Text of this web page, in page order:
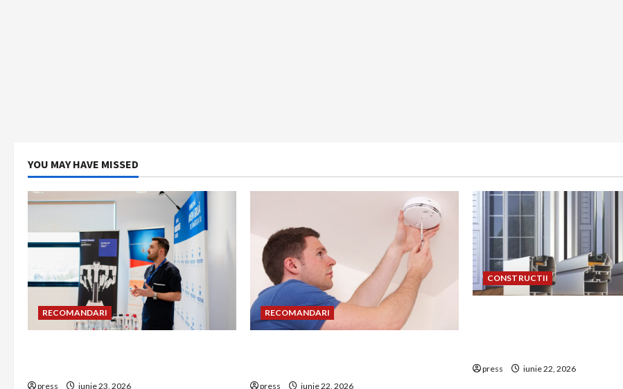
YOU MAY HAVE MISSED
RECOMANDARI
press iunie 23, 2026
RECOMANDARI
press iunie 22, 2026
CONSTRUCTII
press iunie 22, 2026